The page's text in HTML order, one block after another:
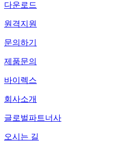
다운로드
원격지원
문의하기
제품문의
바이렉스
회사소개
글로벌파트너사
오시는 길